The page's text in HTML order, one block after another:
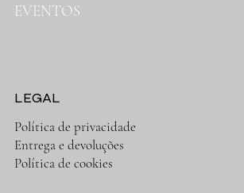
EVENTOS
Política de privacidade
Entrega e devoluções
Política de cookies
LEGAL